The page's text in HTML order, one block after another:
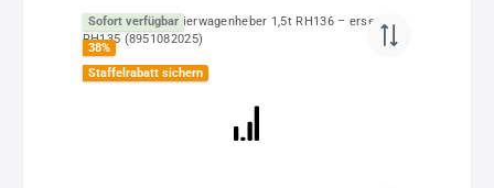
Sofort verfügbar
38%
Staffelrabatt sichern